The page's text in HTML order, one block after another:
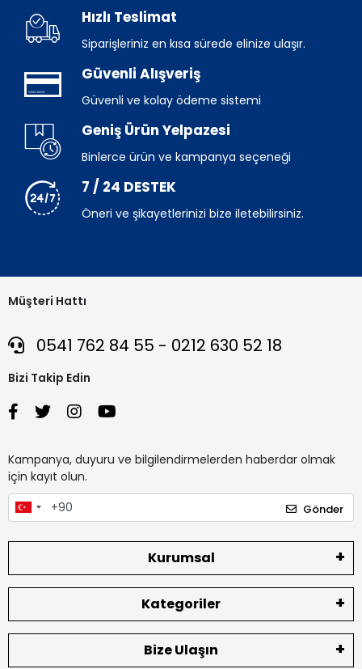
Hızlı Teslimat
Siparişleriniz en kısa sürede elinize ulaşır.
Güvenli Alışveriş
Güvenli ve kolay ödeme sistemi
Geniş Ürün Yelpazesi
Binlerce ürün ve kampanya seçeneği
7 / 24 DESTEK
Öneri ve şikayetlerinizi bize iletebilirsiniz.
Müşteri Hattı
0541 762 84 55 - 0212 630 52 18
Bizi Takip Edin
Kampanya, duyuru ve bilgilendirmelerden haberdar olmak
için kayıt olun.
Gönder
Kurumsal
Kategoriler
Bize Ulaşın